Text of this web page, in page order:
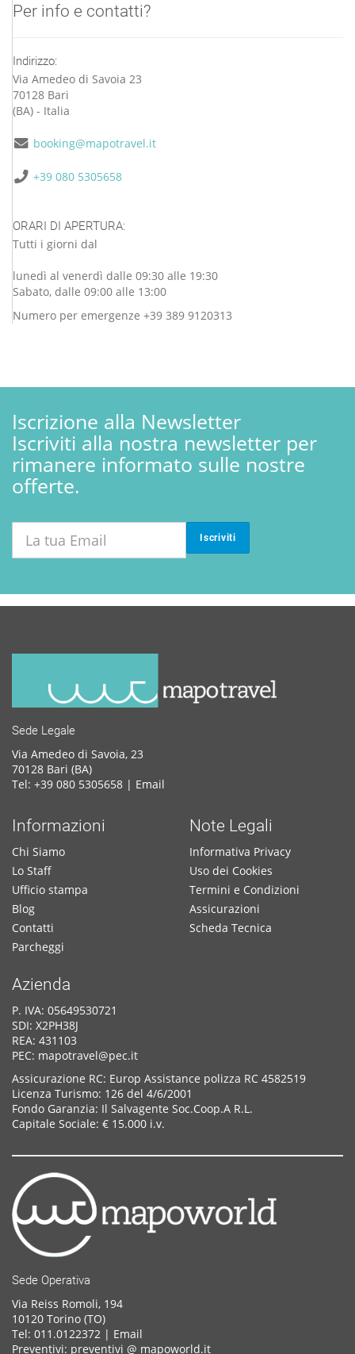
Per info e contatti?
Indirizzo:
Via Amedeo di Savoia 23
70128 Bari
(BA) - Italia
booking@mapotravel.it
+39 080 5305658
ORARI DI APERTURA:
Tutti i giorni dal
lunedì al venerdì dalle 09:30 alle 19:30
Sabato, dalle 09:00 alle 13:00
Numero per emergenze +39 389 9120313
Iscrizione alla Newsletter
Iscriviti alla nostra newsletter per
rimanere informato sulle nostre
offerte.
Iscriviti
Sede Legale
Via Amedeo di Savoia, 23
70128 Bari (BA)
Tel: +39 080 5305658 | Email
Informazioni
Chi Siamo
Lo Staff
Ufficio stampa
Blog
Contatti
Parcheggi
Note Legali
Informativa Privacy
Uso dei Cookies
Termini e Condizioni
Assicurazioni
Scheda Tecnica
Azienda
P. IVA: 05649530721
SDI: X2PH38J
REA: 431103
PEC: mapotravel@pec.it
Assicurazione RC: Europ Assistance polizza RC 4582519
Licenza Turismo: 126 del 4/6/2001
Fondo Garanzia: Il Salvagente Soc.Coop.A R.L.
Capitale Sociale: € 15.000 i.v.
Sede Operativa
Via Reiss Romoli, 194
10120 Torino (TO)
Tel: 011.0122372 | Email
Preventivi: preventivi @ mapoworld.it